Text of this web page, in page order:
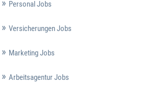
Personal Jobs
Versicherungen Jobs
Marketing Jobs
Arbeitsagentur Jobs